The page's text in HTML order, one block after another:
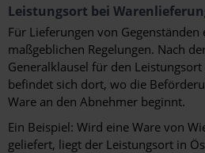
Leistungsort bei
Für Lieferungen von Gegenständen
maßgeblichen Regelungen. Nach
Generalklausel für den
befindet sich dort, wo die
Ware an den Abnehmer beginnt.
Ein Beispiel: Wird eine Ware von
geliefert, liegt der Leistungsort in